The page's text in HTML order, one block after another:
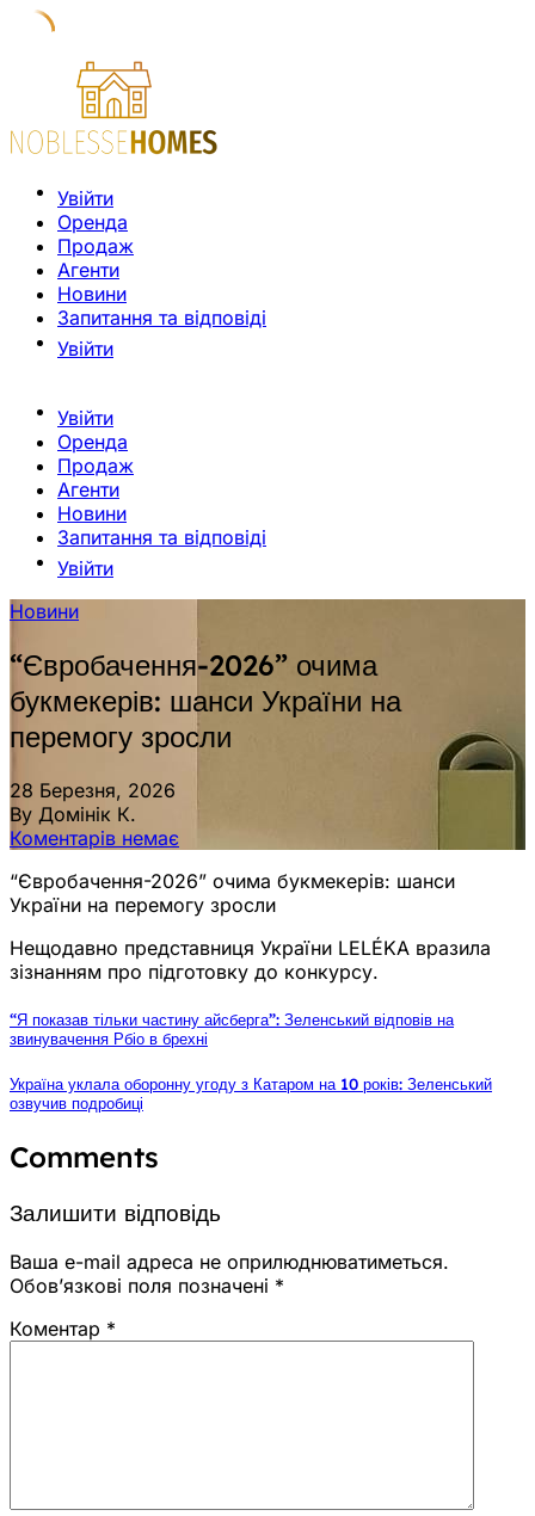
Увійти
Оренда
Продаж
Агенти
Новини
Запитання та відповіді
Увійти
Увійти
Оренда
Продаж
Агенти
Новини
Запитання та відповіді
Увійти
Новини
“Євробачення-2026” очима
букмекерів: шанси України на
перемогу зросли
28 Березня, 2026
By Домінік К.
Коментарів немає
“Євробачення-2026” очима букмекерів: шанси
України на перемогу зросли
Нещодавно представниця України LELÉKA вразила
зізнанням про підготовку до конкурсу.
“Я показав тільки частину айсберга”: Зеленський відповів на
звинувачення Рбіо в брехні
Україна уклала оборонну угоду з Катаром на 10 років: Зеленський
озвучив подробиці
Comments
Залишити відповідь
Ваша e-mail адреса не оприлюднюватиметься.
Обов’язкові поля позначені *
Коментар *